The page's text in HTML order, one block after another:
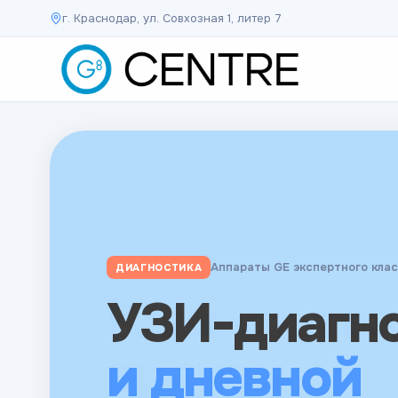
г. Краснодар, ул. Совхозная 1, литер 7
КОНСУЛЬТАЦИИ Ведущие специалисты края
врачей
ДИАГНОСТИКА Аппараты GE экспертного
УЗИ-
и дневной
АНАЛИЗЫ Результаты в кратчайшие сроки
Анализы